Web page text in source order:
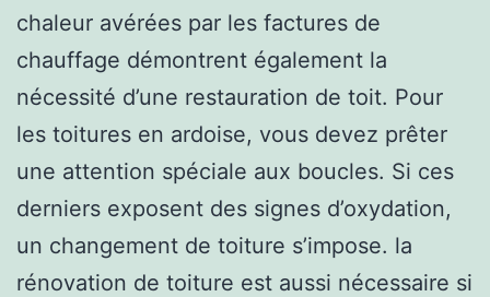
chaleur avérées par les factures de
chauffage démontrent également la
nécessité d’une restauration de toit. Pour
les toitures en ardoise, vous devez prêter
une attention spéciale aux boucles. Si ces
derniers exposent des signes d’oxydation,
un changement de toiture s’impose. la
rénovation de toiture est aussi nécessaire si